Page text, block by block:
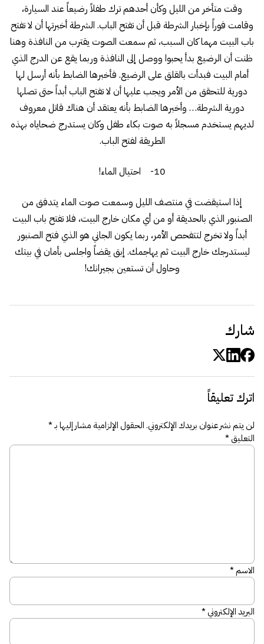
وقت متأخر من الليل وكأن أحدهم ترك طفلاً رضيعاً عند السيارة،
وقامت فوراً بإخبار الشرطة قبل أن تفتح الباب. الشرطة أخبرتها أن لا تفتح
باب البيت مهما كان السبب، ثم سمعت الصوت يقترب من النافذة وهنا
ظنت أن الرضيع بدأ يحبوا ووصل إلى النافذة وربما يقع عن الدرج الذي
أمام البيت فبدأت بالقلق على الرضيع. فأخبرها الضابط بأنه أرسل لها
دورية للتحقق من الأمر ويجب عليها أن لا تفتح الباب أبداً حتى تصلها
دورية الشرطة… وأخبرها الضابط بأنه يعتقد أن هناك قاتل معروف
لديهم يستخدم مسجلاً به صوت بكاء طفل وكان يستدرج ضحاياه بهذه
الطريقة لفتح الباب.
10- احتيال الماء!
إذا استيقضت في منتصف الليل وسمعت صوت الماء يتدفق من
الصنبور الذي بالحديقة أو من أي مكان خارج البيت، فلا تفتح باب البيت
أبداً ولا تخرج لتتفحص الأمر، ربما يكون الجاني هو الذي فتح الصنبور
ليستدرجك خارج البيت ثم يهاجمك. إبق يقضاً واجلس بأمان في بيتك
وحاول أن تستعين بجيرانك!
شارك
اترك تعليقاً
لن يتم نشر عنوان بريدك الإلكتروني.الحقول الإلزامية مشار إليها بـ*
التعليق*
الاسم*
البريد الإلكتروني*